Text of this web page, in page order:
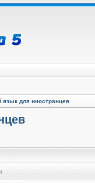
язык для иностранцев